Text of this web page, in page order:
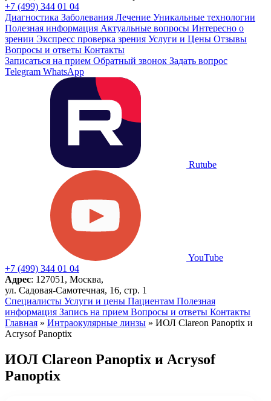
+7 (499) 344 01 04
Диагностика Заболевания Лечение Уникальные технологии
Полезная информация Актуальные вопросы Интересно о
зрении Экспресс проверка зрения Услуги и Цены Отзывы
Вопросы и ответы Контакты
Записаться на прием Обратный звонок Задать вопрос
Telegram WhatsApp
Rutube
YouTube
+7 (499) 344 01 04
Адрес: 127051, Москва,
ул. Садовая-Самотечная, 16, стр. 1
Специалисты Услуги и цены Пациентам Полезная
информация Запись на прием Вопросы и ответы Контакты
Главная » Интраокулярные линзы » ИОЛ Clareon Panoptix и
Acrysof Panoptix
ИОЛ Clareon Panoptix и Acrysof
Panoptix